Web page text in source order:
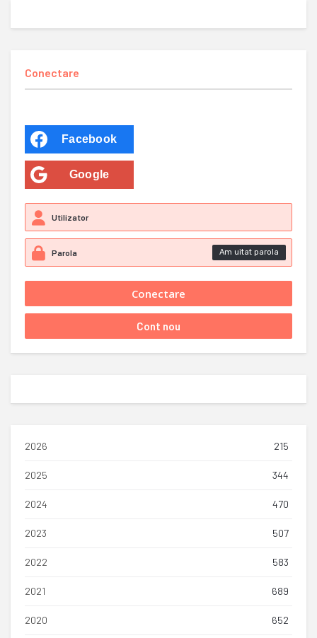
Conectare
Facebook
Google
Am uitat parola
2026 215
2025 344
2024 470
2023 507
2022 583
2021 689
2020 652